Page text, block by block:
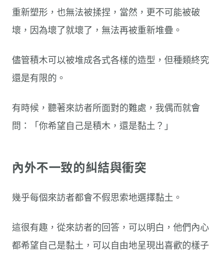
重新塑形，也無法被揉捏，當然，更不可能被破
壞，因為壞了就壞了，無法再被重新堆疊。
儘管積木可以被堆成各式各樣的造型，但種類終究
還是有限的。
有時候，聽著來訪者所面對的難處，我偶而就會
問：「你希望自己是積木，還是黏土？」
內外不一致的糾結與衝突
幾乎每個來訪者都會不假思索地選擇黏土。
這很有趣，從來訪者的回答，可以明白，他們內心
都希望自己是黏土，可以自由地呈現出喜歡的樣子